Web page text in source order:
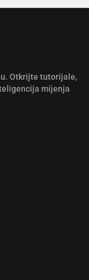
Otkrijte tutorijale,
mijenja